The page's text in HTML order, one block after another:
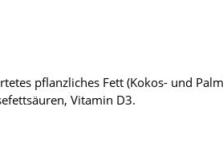
pflanzliches Fett (Kokos- und
Vitamin D3.